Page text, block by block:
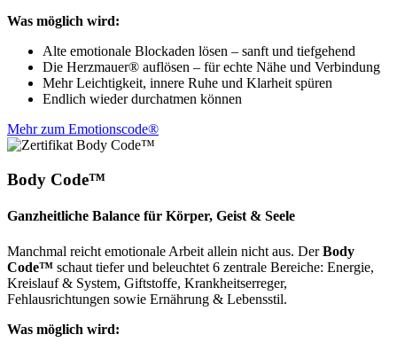
Was möglich wird:
Alte emotionale Blockaden lösen – sanft und tiefgehend
Die Herzmauer® auflösen – für echte Nähe und Verbindung
Mehr Leichtigkeit, innere Ruhe und Klarheit spüren
Endlich wieder durchatmen können
Mehr zum Emotionscode®
Body Code™
Ganzheitliche Balance für Körper, Geist & Seele
Manchmal reicht emotionale Arbeit allein nicht aus. DerBody
Code™ schaut tiefer und beleuchtet 6 zentrale Bereiche: Energie,
Kreislauf & System, Giftstoffe, Krankheitserreger,
Fehlausrichtungen sowie Ernährung & Lebensstil.
Was möglich wird: